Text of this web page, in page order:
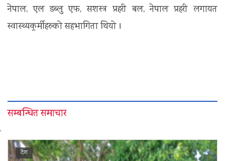
नेपाल, एल डब्लु एफ, सशस्त्र प्रहरी बल, नेपाल प्रहरी लगायत
स्वास्थ्यकर्र्मीहरुको सहभागिता थियो ।
सम्बन्धित समाचार
'
देश